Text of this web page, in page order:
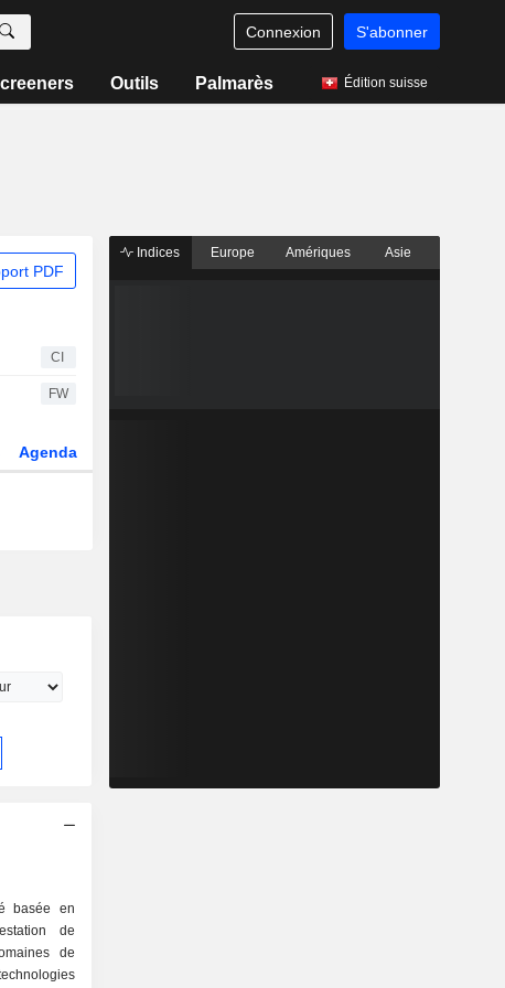
Connexion S'abonner
Outils Palmarès Édition suisse
PDF
CI
FW
Agenda
basée en
de
de
Indices Europe Amériques Asie